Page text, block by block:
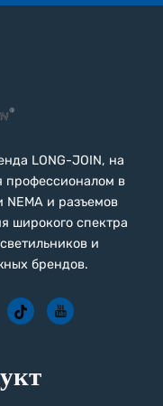
LONG-JOIN, на
профессионалом в
и разъемов
широкого спектра
и
брендов.